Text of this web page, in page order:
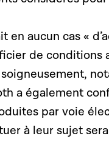
en aucun cas «
de conditions
a également
par voie
à leur sujet